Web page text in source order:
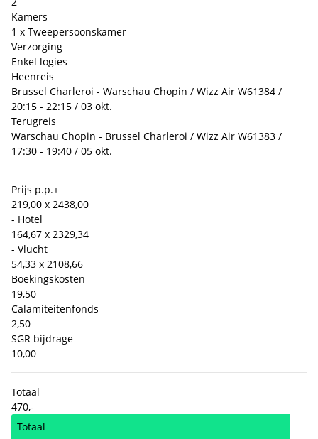
Kamers
1 x Tweepersoonskamer
Verzorging
Enkel logies
Heenreis
Brussel Charleroi - Warschau Chopin / Wizz Air W61384 /
20:15 - 22:15 / 03 okt.
Terugreis
Warschau Chopin - Brussel Charleroi / Wizz Air W61383 /
17:30 - 19:40 / 05 okt.
Prijs p.p.+
219,00 x 2438,00
- Hotel
164,67 x 2329,34
- Vlucht
54,33 x 2108,66
Boekingskosten
19,50
Calamiteitenfonds
2,50
SGR bijdrage
10,00
Totaal
470,-
Totaal